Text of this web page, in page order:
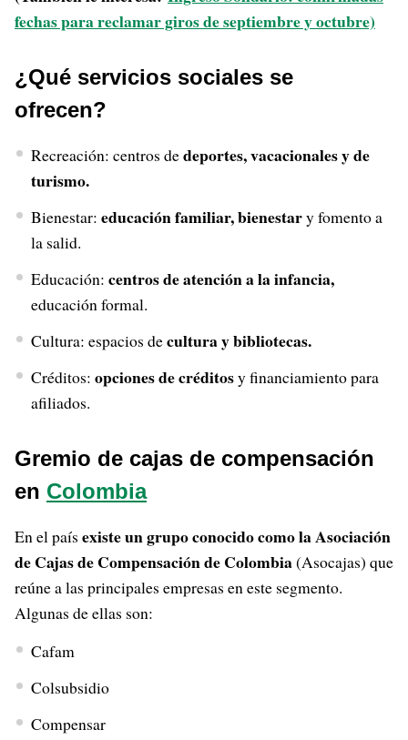
fechas para reclamar giros de septiembre y octubre)
¿Qué servicios sociales se
ofrecen?
Recreación: centros dedeportes, vacacionales y de
turismo.
Bienestar: educación familiar, bienestary fomento a
la salid.
Educación: centros de atención a la infancia,
educación formal.
Cultura: espacios decultura y bibliotecas.
Créditos: opciones de créditosy financiamiento para
afiliados.
Gremio de cajas de compensación
en Colombia
En el país existe un grupo conocido como la Asociación
de Cajas de Compensación de Colombia(Asocajas) que
reúne a las principales empresas en este segmento.
Algunas de ellas son:
Cafam
Colsubsidio
Compensar